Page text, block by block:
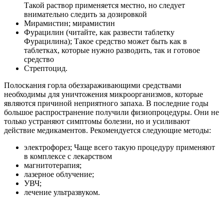
Такой раствор применяется местно, но следует
внимательно следить за дозировкой
Мирамистин; мирамистин
Фурацилин (читайте, как развести таблетку
Фурацилина); Такое средство может быть как в
таблетках, которые нужно разводить, так и готовое
средство
Стрептоцид.
Полоскания горла обеззараживающими средствами
необходимы для уничтожения микроорганизмов, которые
являются причиной неприятного запаха. В последние годы
большое распространение получили физиопроцедуры. Они не
только устраняют симптомы болезни, но и усиливают
действие медикаментов. Рекомендуется следующие методы:
электрофорез; Чаще всего такую процедуру применяют
в комплексе с лекарством
магнитотерапия;
лазерное облучение;
УВЧ;
лечение ультразвуком.